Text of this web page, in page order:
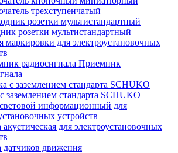
трехступенчатый
розетки мультистандартный
маркировки для электроустановочных
Приемник
заземлением стандарта SCHUKO
информационный для
устройств
для электроустановочных
датчиков движения